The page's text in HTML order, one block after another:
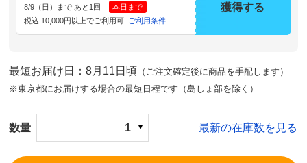
8/9（日）まで あと1回
本日まで
税込 10,000円以上でご利用可 ご利用条件
獲得する
最短お届け日：8月11日頃 （ご注文確定後に商品を手配します）
※東京都にお届けする場合の最短日程です（島しょ部を除く）
数量 1 最新の在庫数を見る